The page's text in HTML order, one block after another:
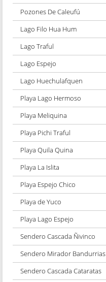
Pozones De Caleufú
Lago Filo Hua Hum
Lago Traful
Lago Espejo
Lago Huechulafquen
Playa Lago Hermoso
Playa Meliquina
Playa Pichi Traful
Playa Quila Quina
Playa La Islita
Playa Espejo Chico
Playa de Yuco
Playa Lago Espejo
Sendero Cascada Ñivinco
Sendero Mirador Bandurrias
Sendero Cascada Cataratas